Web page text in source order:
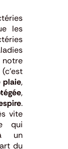
les
plaie,
,
.
vite
qui
un
du